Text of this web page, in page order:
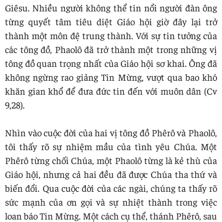
Giêsu. Nhiều người không thể tin nổi người đàn ông
từng quyết tâm tiêu diệt Giáo hội giờ đây lại trở
thành một môn đệ trung thành. Với sự tin tưởng của
các tông đồ, Phaolô đã trở thành một trong những vị
tông đồ quan trọng nhất của Giáo hội sơ khai. Ông đã
không ngừng rao giảng Tin Mừng, vượt qua bao khó
khăn gian khổ để đưa đức tin đến với muôn dân (Cv
9,28).
Nhìn vào cuộc đời của hai vị tông đồ Phêrô và Phaolô,
tôi thấy rõ sự nhiệm mầu của tình yêu Chúa. Một
Phêrô từng chối Chúa, một Phaolô từng là kẻ thù của
Giáo hội, nhưng cả hai đều đã được Chúa tha thứ và
biến đổi. Qua cuộc đời của các ngài, chúng ta thấy rõ
sức mạnh của ơn gọi và sự nhiệt thành trong việc
loan báo Tin Mừng. Một cách cụ thể, thánh Phêrô, sau